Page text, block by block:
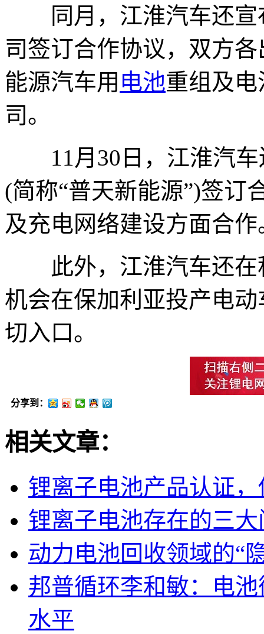
同月，江淮汽车还宣
司签订合作协议，双方
能源汽车用 电池重组及
司。
11月30日，江淮汽车
(简称“普天新能源”)签订
及充电网络建设方面合作
此外，江淮汽车还在
机会在保加利亚投产电
切入口。
分享到：
相关文章：
锂离子电池产品认证
锂离子电池存在的三大
动力电池回收领域的“
邦普循环李和敏：电
水平